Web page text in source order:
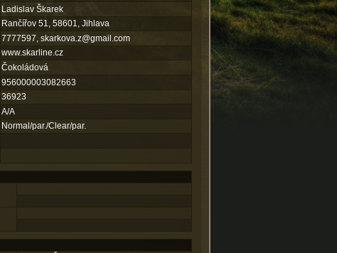
Ladislav Škarek
Rančířov 51, 58601, Jihlava
7777597, skarkova.z@gmail.com
www.skarline.cz
Čokoládová
956000003082663
36923
A/A
Normal/par./Clear/par.